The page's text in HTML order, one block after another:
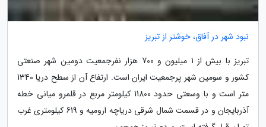
نبود شهر در آفاق، خوشتر از تبریز
تبریز با بیش از 1 میلیون و 700 هزار نفرجمعیت دومین شهر صنعتی
کشور و سومین شهر پرجمعیت ایران است. ارتفاع آن از سطح دریا 1340
متر است و با وسعتی حدود 11800 کیلومتر مربع در قلمرو میانی خطه
آذربایجان و در قسمت شمال شرقی دریاچه ارومیه و 619 کیلومتری غرب